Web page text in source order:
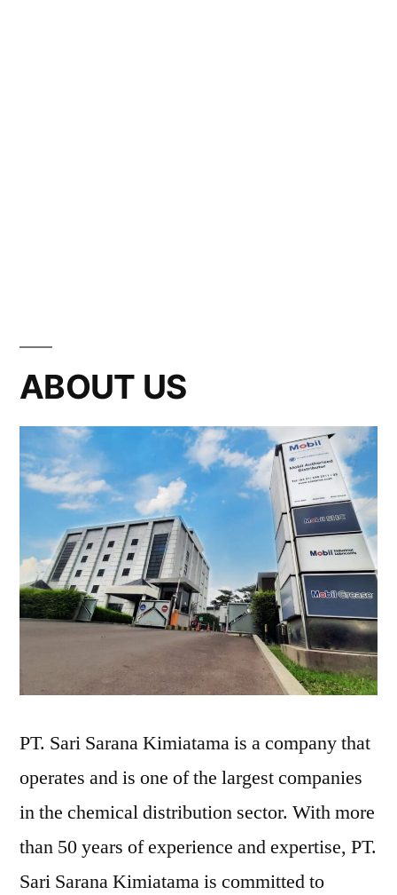
ABOUT US
PT. Sari Sarana Kimiatama is a company that
operates and is one of the largest companies
in the chemical distribution sector. With more
than 50 years of experience and expertise, PT.
Sari Sarana Kimiatama is committed to